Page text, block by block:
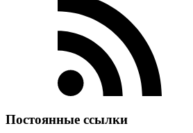
Постоянные ссылки